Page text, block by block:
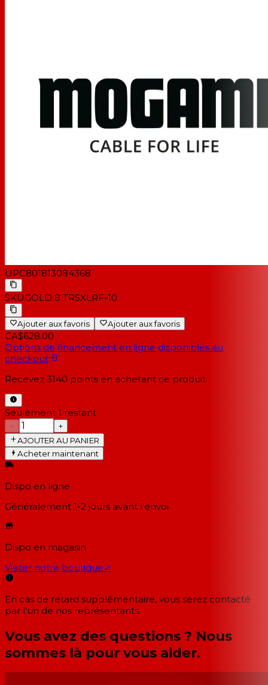
UPC801813084368
SKUGOLD 8 TRSXLRF-10
Ajouter aux favoris Ajouter aux favoris
CA$628.00
Options de financement en ligne disponibles au
checkout
Recevez 3140 points en achetant ce produit
Seulement 1 restant
−
+
AJOUTER AU PANIER
Acheter maintenant
Dispo en ligne
Généralement 1-2 jours avant l'envoi
Dispo en magasin
Visiter notre boutique↗
En cas de retard supplémentaire, vous serez contacté
par l'un de nos représentants.
Vous avez des questions ? Nous
sommes là pour vous aider.